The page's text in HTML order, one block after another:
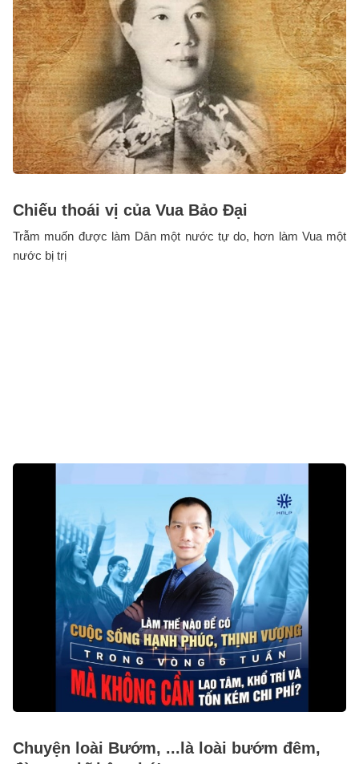
Chiếu thoái vị của Vua Bảo Đại
Trẫm muốn được làm Dân một nước tự do, hơn làm Vua một
nước bị trị
Chuyện loài Bướm, ...là loài bướm đêm,